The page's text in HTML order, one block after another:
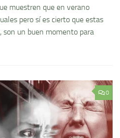
muestren que en verano
pero sí es cierto que estas
son un buen momento para
0